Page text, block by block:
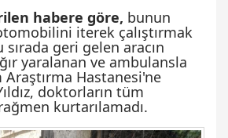
habere göre, bunun
iterek çalıştırmak
sırada geri gelen aracın
yaralanan ve ambulansla
Hastanesi'ne
doktorların tüm
kurtarılamadı.